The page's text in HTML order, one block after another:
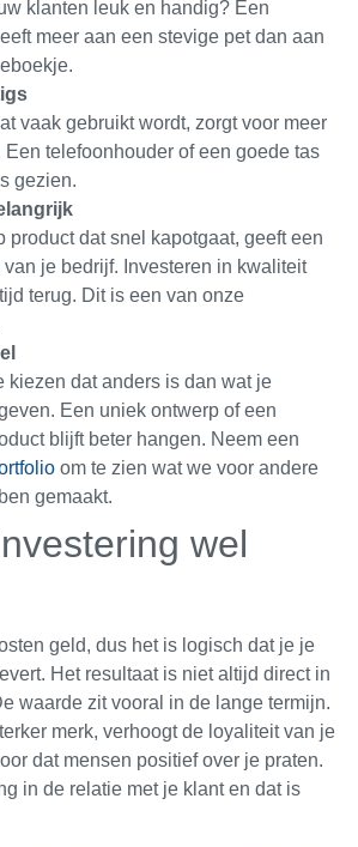
klanten leuk en handig? Een
meer aan een stevige pet dan aan
vaak gebruikt wordt, zorgt voor meer
Een telefoonhouder of een goede tas
gezien.
product dat snel kapotgaat, geeft een
je bedrijf. Investeren in kwaliteit
terug. Dit is een van onze
kiezen dat anders is dan wat je
Een uniek ontwerp of een
blijft beter hangen. Neem een
om te zien wat we voor andere
gemaakt.
wel
geld, dus het is logisch dat je je
Het resultaat is niet altijd direct in
waarde zit vooral in de lange termijn.
merk, verhoogt de loyaliteit van je
dat mensen positief over je praten.
in de relatie met je klant en dat is